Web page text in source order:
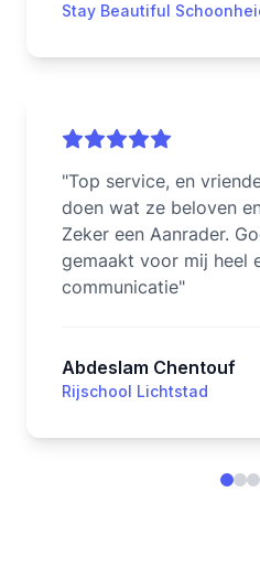
Stay Beautiful
"Top service, en
doen wat ze beloven
Zeker een Aanrader.
gemaakt voor mij heel
communicatie"
Abdeslam Chentouf
Rijschool Lichtstad